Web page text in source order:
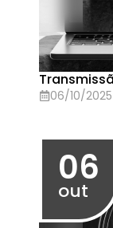
Atas da
26/09/